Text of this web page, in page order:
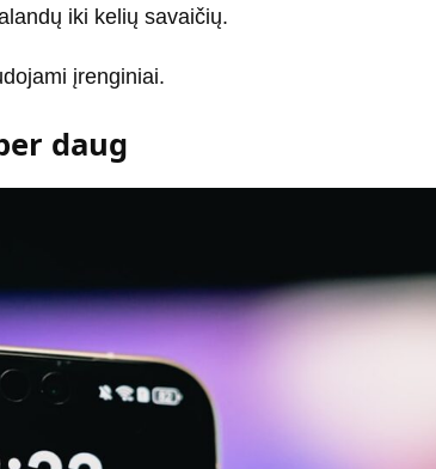
iki kelių savaičių.
įrenginiai.
daug